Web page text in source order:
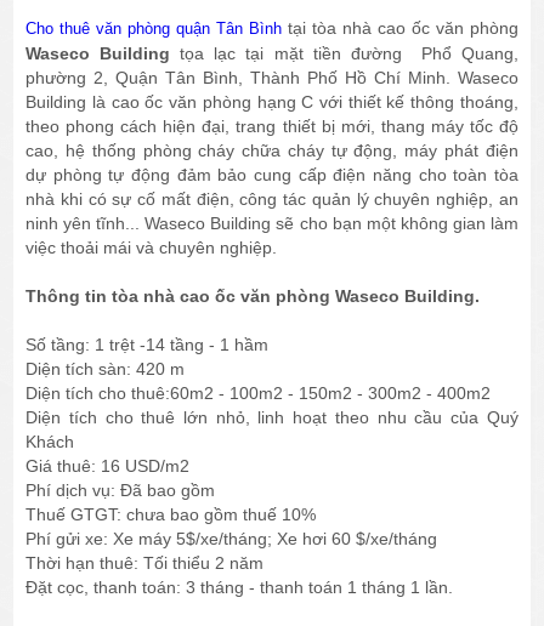
Cho thuê văn phòng quận Tân Bình tại tòa nhà cao ốc văn phòng
Waseco Building tọa lạc tại mặt tiền đường Phổ Quang,
phường 2, Quận Tân Bình, Thành Phố Hồ Chí Minh. Waseco
Building là cao ốc văn phòng hạng C với thiết kế thông thoáng,
theo phong cách hiện đại, trang thiết bị mới, thang máy tốc độ
cao, hệ thống phòng cháy chữa cháy tự động, máy phát điện
dự phòng tự động đảm bảo cung cấp điện năng cho toàn tòa
nhà khi có sự cố mất điện, công tác quản lý chuyên nghiệp, an
ninh yên tĩnh... Waseco Building sẽ cho bạn một không gian làm
việc thoải mái và chuyên nghiệp.
Thông tin tòa nhà cao ốc văn phòng Waseco Building.
Số tầng: 1 trệt -14 tầng - 1 hầm
Diện tích sàn: 420 m
Diện tích cho thuê:60m2 - 100m2 - 150m2 - 300m2 - 400m2
Diện tích cho thuê lớn nhỏ, linh hoạt theo nhu cầu của Quý
Khách
Giá thuê: 16 USD/m2
Phí dịch vụ: Đã bao gồm
Thuế GTGT: chưa bao gồm thuế 10%
Phí gửi xe: Xe máy 5$/xe/tháng; Xe hơi 60 $/xe/tháng
Thời hạn thuê: Tối thiểu 2 năm
Đặt cọc, thanh toán: 3 tháng - thanh toán 1 tháng 1 lần.